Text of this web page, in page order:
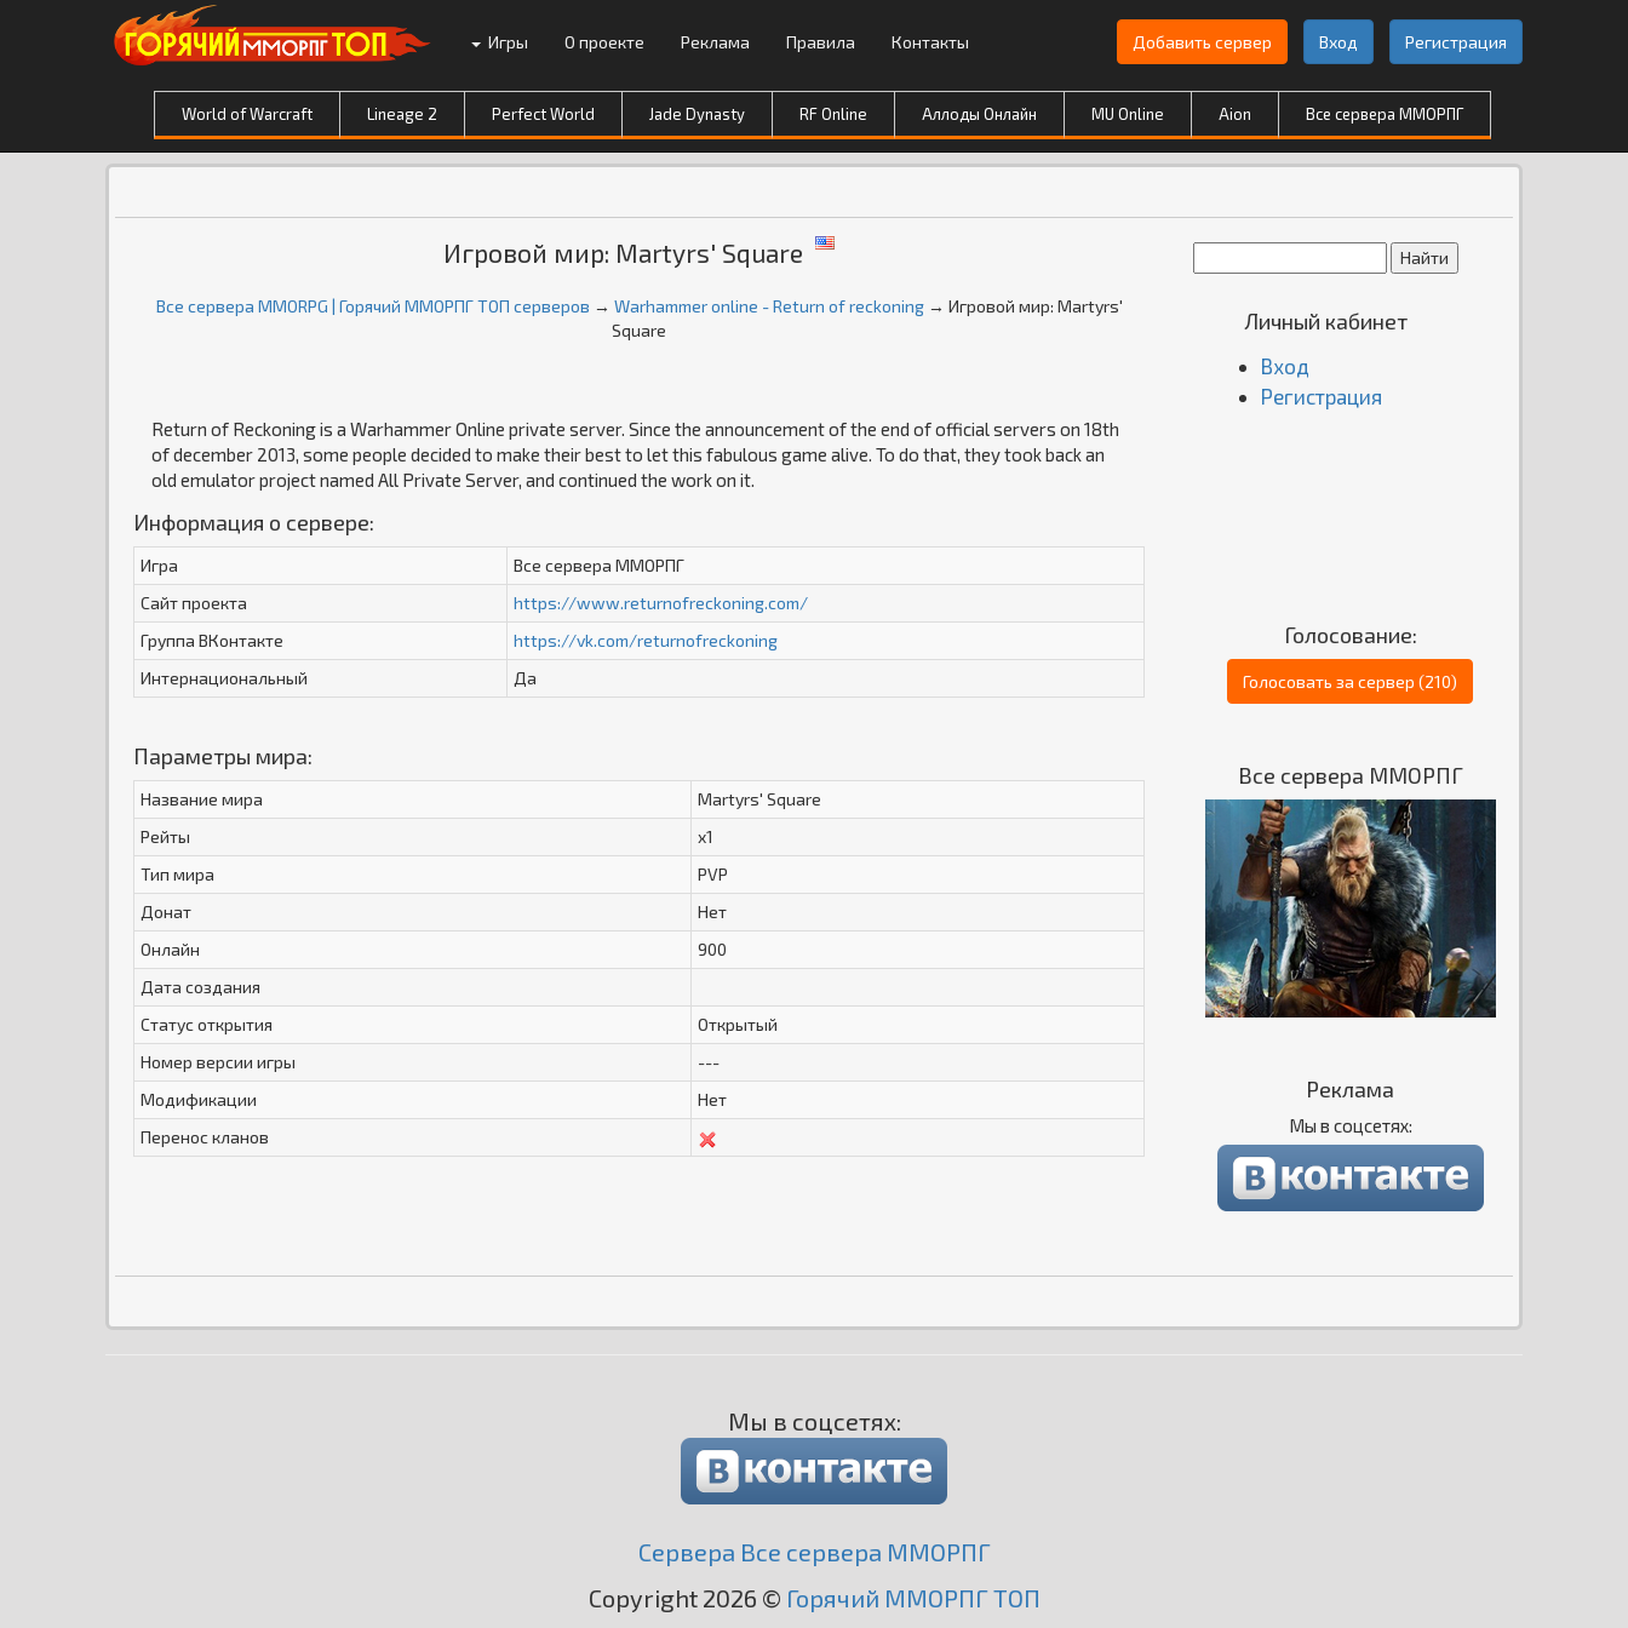
Игры О проекте Реклама Правила Контакты Добавить сервер Вход Регистрация
World of Warcraft Lineage 2 Perfect World Jade Dynasty RF Online Аллоды Онлайн MU Online Aion Все сервера ММОРПГ
Игровой мир: Martyrs' Square
Все сервера MMORPG | Горячий ММОРПГ ТОП серверов → Warhammer online - Return of reckoning → Игровой мир: Martyrs'
Square
Return of Reckoning is a Warhammer Online private server. Since the announcement of the end of official servers on 18th
of december 2013, some people decided to make their best to let this fabulous game alive. To do that, they took back an
old emulator project named All Private Server, and continued the work on it.
Информация о сервере:
Игра
Все сервера ММОРПГ
Сайт проекта
https://www.returnofreckoning.com/
Группа ВКонтакте
https://vk.com/returnofreckoning
Интернациональный
Да
Параметры мира:
Название мира
Martyrs' Square
Рейты
x1
Тип мира
PVP
Донат
Нет
Онлайн
900
Дата создания
Статус открытия
Открытый
Номер версии игры
---
Модификации
Нет
Перенос кланов
Личный кабинет
Вход
Регистрация
Голосование:
Голосовать за сервер (210)
Все сервера ММОРПГ
Реклама
Мы в соцсетях:
Мы в соцсетях:
Сервера Все сервера ММОРПГ
Copyright 2026 © Горячий ММОРПГ ТОП